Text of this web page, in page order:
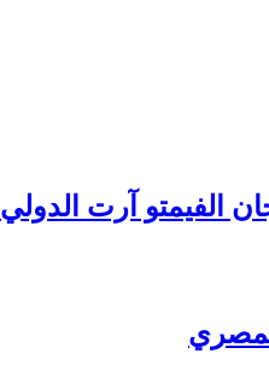
الفيمتو آرت الدولي